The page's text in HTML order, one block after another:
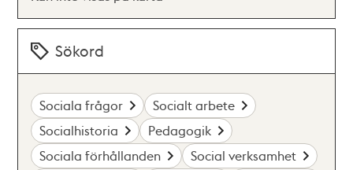
Sökord
Sociala frågor
Socialt arbete
Socialhistoria
Pedagogik
Sociala förhållanden
Social verksamhet